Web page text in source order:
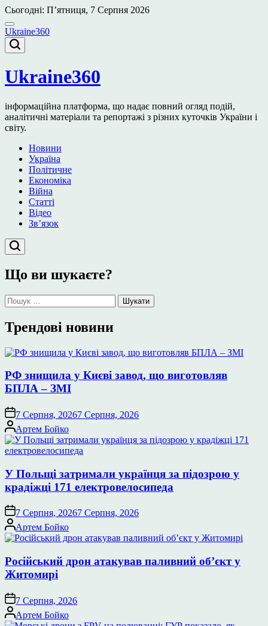
Перейти
до
вмісту
Сьогодні: П’ятниця, 7 Серпня 2026
Ukraine360
Ukraine360
інформаційна платформа, що надає повний огляд подій,
аналітичні матеріали та репортажі з різних куточків України і
світу.
Новини
Україна
Політичне
Економіка
Війна
Статті
Відео
Зв’язок
Що ви шукаєте?
Пошук:
Трендові новини
РФ знищила у Києві завод, що виготовляв
БПЛА – ЗМІ
7 Серпня, 20267 Серпня, 2026
Опубліковано
Артем Бойко
У Польщі затримали українця за підозрою у
крадіжці 171 електровелосипеда
7 Серпня, 20267 Серпня, 2026
Опубліковано
Артем Бойко
Російський дрон атакував паливний об’єкт у
Житомирі
7 Серпня, 2026
Опубліковано
Артем Бойко